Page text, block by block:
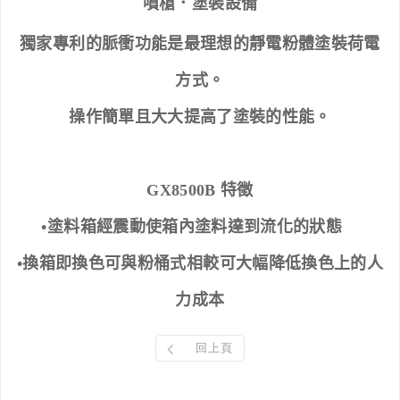
獨家專利的脈衝功能是最理想的靜電粉體塗裝荷電
方式。
操作簡單且大大提高了塗裝的性能。
GX8500B特徵
•塗料箱經震動使箱內塗料達到流化的狀態
•換箱即換色可與粉桶式相較可大幅降低換色上的人
力成本
回上頁